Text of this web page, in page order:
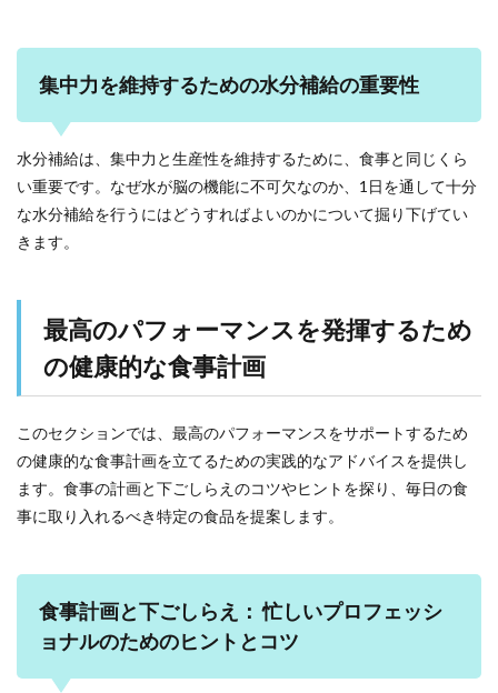
集中力を維持するための水分補給の重要性
水分補給は、集中力と生産性を維持するために、食事と同じくら
い重要です。なぜ水が脳の機能に不可欠なのか、1日を通して十分
な水分補給を行うにはどうすればよいのかについて掘り下げてい
きます。
最高のパフォーマンスを発揮するため
の健康的な食事計画
このセクションでは、最高のパフォーマンスをサポートするため
の健康的な食事計画を立てるための実践的なアドバイスを提供し
ます。食事の計画と下ごしらえのコツやヒントを探り、毎日の食
事に取り入れるべき特定の食品を提案します。
食事計画と下ごしらえ： 忙しいプロフェッシ
ョナルのためのヒントとコツ